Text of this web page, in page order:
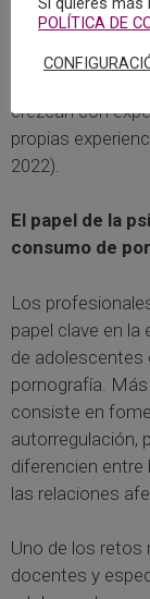
masculino,
consentimiento,
Esta visión
crezcan con
propias
2022).
El papel de la
consumo de
Los
papel clave en
de adolescentes
pornografía.
consiste en
autorregulación,
diferencien
las relaciones
Uno de los retos
docentes y
POLÍTICA DE